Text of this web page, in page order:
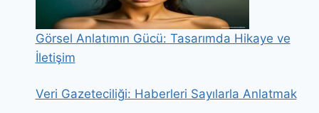
Görsel Anlatımın Gücü: Tasarımda Hikaye ve
İletişim
Veri Gazeteciliği: Haberleri Sayılarla Anlatmak